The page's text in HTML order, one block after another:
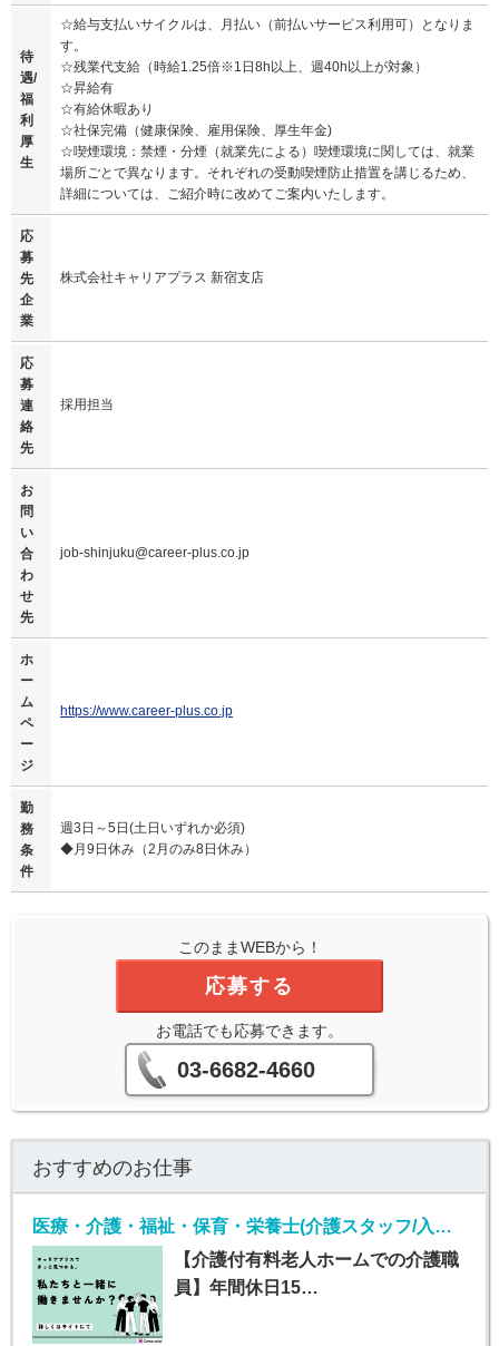
待
遇/
福
利
厚
生
☆給与支払いサイクルは、月払い（前払いサービス利用可）となりま
す。
☆残業代支給（時給1.25倍※1日8h以上、週40h以上が対象）
☆昇給有
☆有給休暇あり
☆社保完備（健康保険、雇用保険、厚生年金)
☆喫煙環境：禁煙・分煙（就業先による）喫煙環境に関しては、就業
場所ごとで異なります。それぞれの受動喫煙防止措置を講じるため、
詳細については、ご紹介時に改めてご案内いたします。
応
募
先
企
業
株式会社キャリアプラス 新宿支店
応
募
連
絡
先
採用担当
お
問
い
合
わ
せ
先
job-shinjuku@career-plus.co.jp
ホ
ー
ム
ペ
ー
ジ
https://www.career-plus.co.jp
勤
務
条
件
週3日～5日(土日いずれか必須)
◆月9日休み（2月のみ8日休み）
このままWEBから！
応募する
お電話でも応募できます。
03-6682-4660
おすすめのお仕事
医療・介護・福祉・保育・栄養士(介護スタッフ/入社日応相談)
【介護付有料老人ホームでの介護職
員】年間休日15…